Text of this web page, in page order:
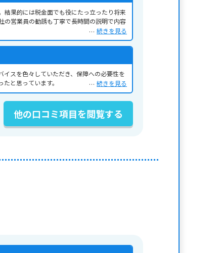
結果的には税金面でも役にたっ立ったり将来
の営業員の勧誘も丁寧で長時間の説明で内容
続きを見る
スを色々していただき、保障への必要性を
と思っています。
続きを見る
他の口コミ項目を閲覧する